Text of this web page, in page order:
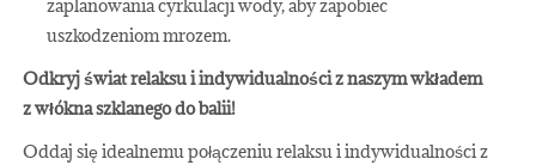
zaplanowania cyrkulacji wody, aby zapobiec
uszkodzeniom mrozem.
Odkryj świat relaksu i indywidualności z naszym wkładem
z włókna szklanego do balii!
Oddaj się idealnemu połączeniu relaksu i indywidualności z